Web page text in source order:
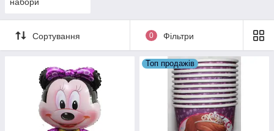
набори
Сортування 0 Фільтри
Топ продажів